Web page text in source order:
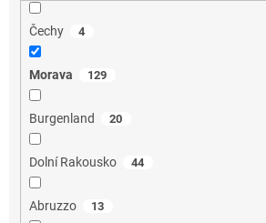
Čechy 4
Morava 129
Burgenland 20
Dolní Rakousko 44
Abruzzo 13